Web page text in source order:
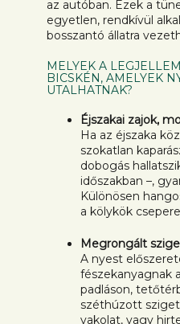
az autóban. Ezek a
egyetlen, rendkívül
bosszantó állatra
MELYEK A
BICSKÉN, AMELYEK
UTALHATNAK?
Éjszakai zajok,
Ha az éjszaka
szokatlan
dobogás
időszakban –,
Különösen
a kölykök
Megrongált
A nyest
fészekanyagnak
padláson,
széthúzott
vakolat, vagy